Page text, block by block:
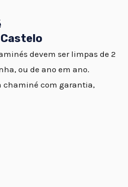
devem ser limpas de 2
ou de ano em ano.
chaminé com garantia,